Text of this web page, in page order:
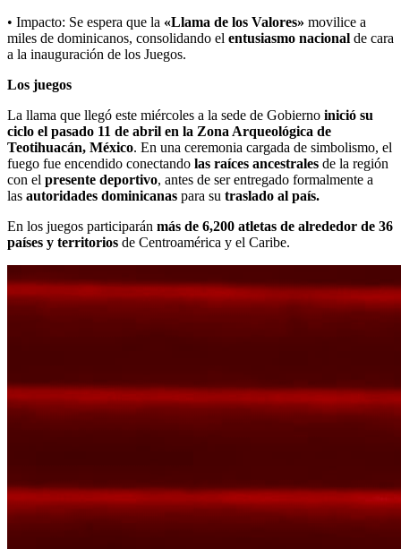
• Impacto: Se espera que la «Llama de los Valores» movilice a
miles de dominicanos, consolidando el entusiasmo nacional de cara
a la inauguración de los Juegos.
Los juegos
La llama que llegó este miércoles a la sede de Gobierno inició su
ciclo el pasado 11 de abril en la Zona Arqueológica de
Teotihuacán, México. En una ceremonia cargada de simbolismo, el
fuego fue encendido conectando las raíces ancestrales de la región
con el presente deportivo, antes de ser entregado formalmente a
las autoridades dominicanas para su traslado al país.
En los juegos participarán más de 6,200 atletas de alrededor de 36
países y territorios de Centroamérica y el Caribe.